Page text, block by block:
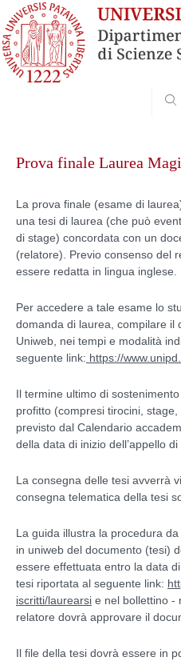
contentProva finale Laurea
La prova finale (esame di
una tesi di laurea (che può
di stage) concordata con un
(relatore). Previo consenso del
essere redatta in lingua inglese.
Per accedere a tale esame lo
domanda di laurea, compilare il
Uniweb, nei tempi e modalità
seguente link: https://
Il termine ultimo di
profitto (compresi tirocini,
previsto dal Calendario
della data di inizio dell’appello di
La consegna delle tesi avverrà
consegna telematica della tesi
La guida illustra la procedura
in uniweb del documento (tesi)
essere effettuata entro la data
tesi riportata al seguente link:
iscritti/laurearsi e nel bollettino -
relatore dovrà approvare il
Il file della tesi dovrà essere in